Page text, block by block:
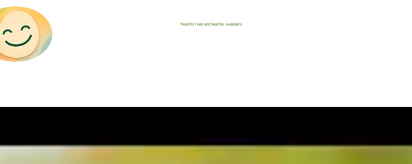
Healthy food and healthy swappers